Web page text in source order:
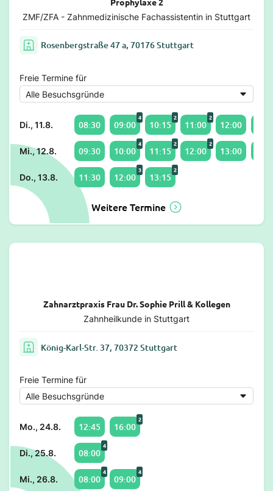
ZMF/ZFA - Zahnmedizinische Fachassistentin in Stuttgart
Rosenbergstraße 47 a, 70176 Stuttgart
Freie Termine für
Di., 11.8. 08:30 09:00
4
10:15
2
11:00
2
12:00
Mi., 12.8. 09:30 10:00
4
11:15
2
12:00
2
13:00
Do., 13.8. 11:30 12:00
3
13:15
2
Weitere Termine
Zahnarztpraxis Frau Dr. Sophie Prill & Kollegen
Zahnheilkunde in Stuttgart
König-Karl-Str. 37, 70372 Stuttgart
Freie Termine für
Mo., 24.8. 12:45 16:00
2
Di., 25.8. 08:00
4
Mi., 26.8. 08:00
4
09:00
4